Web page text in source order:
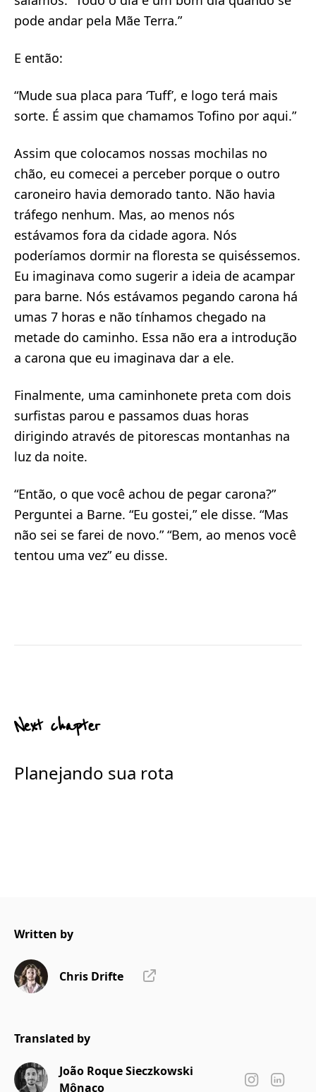
pode andar pela Mãe Terra.”
E então:
“Mude sua placa para ‘Tuff’, e logo terá mais
sorte. É assim que chamamos Tofino por aqui.”
Assim que colocamos nossas mochilas no
chão, eu comecei a perceber porque o outro
caroneiro havia demorado tanto. Não havia
tráfego nenhum. Mas, ao menos nós
estávamos fora da cidade agora. Nós
poderíamos dormir na floresta se quiséssemos.
Eu imaginava como sugerir a ideia de acampar
para barne. Nós estávamos pegando carona há
umas 7 horas e não tínhamos chegado na
metade do caminho. Essa não era a introdução
a carona que eu imaginava dar a ele.
Finalmente, uma caminhonete preta com dois
surfistas parou e passamos duas horas
dirigindo através de pitorescas montanhas na
luz da noite.
“Então, o que você achou de pegar carona?”
Perguntei a Barne. “Eu gostei,” ele disse. “Mas
não sei se farei de novo.” “Bem, ao menos você
tentou uma vez” eu disse.
Next chapter
Planejando sua rota
Written by
Chris Drifte
Translated by
João Roque Sieczkowski
Mônaco